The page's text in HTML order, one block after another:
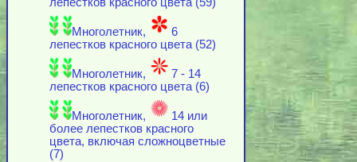
лепестков красного цвета (59)
Многолетник,
6
лепестков красного цвета (52)
Многолетник,
7 - 14
лепестков красного цвета (6)
Многолетник,
14 или
более лепестков красного
цвета, включая cложноцветные
(7)